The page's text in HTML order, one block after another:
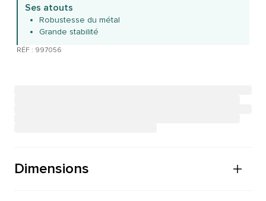
Ses atouts
Robustesse du métal
Grande stabilité
RÉF : 997056
Dimensions